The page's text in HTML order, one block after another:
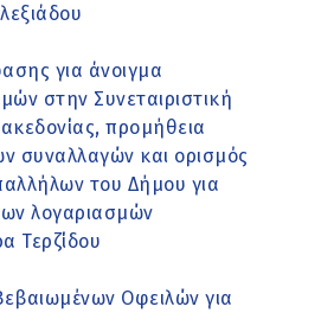
για άνοιγμα
στην Συνεταιριστική
προμήθεια
συναλλαγών και ορισμός
του Δήμου για
λογαριασμών
Τερζίδου
Οφειλών για